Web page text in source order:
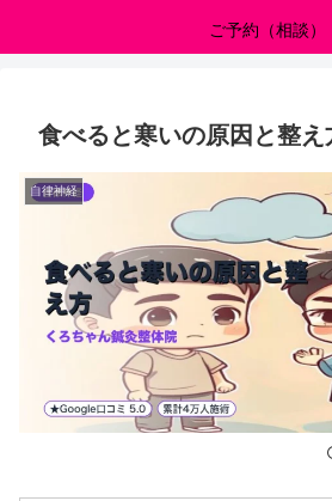
ご予約（相談）
食べると寒いの原因と整え
自律神経